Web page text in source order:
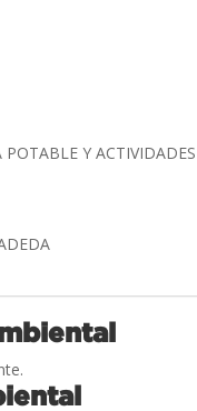
POTABLE Y